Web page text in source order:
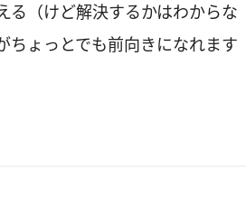
る（けど解決するかはわからな
ちょっとでも前向きになれます